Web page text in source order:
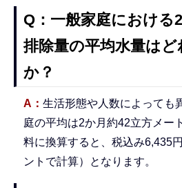
Q：一般家庭における
排除量の平均水量は
か？
A： 生活形態や人数によっても
庭の平均は2か月約42立方メー
料に換算すると、税込み6,435
ントで計算）となります。